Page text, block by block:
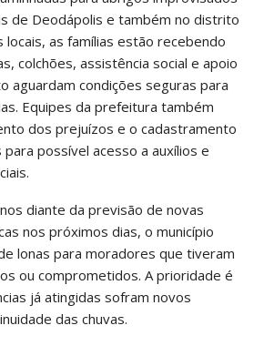
de Deodápolis e também no distrito
locais, as famílias estão recebendo
colchões, assistência social e apoio
aguardam condições seguras para
Equipes da prefeitura também
dos prejuízos e o cadastramento
possível acesso a auxílios e
diante da previsão de novas
nos próximos dias, o município
lonas para moradores que tiveram
ou comprometidos. A prioridade é
já atingidas sofram novos
das chuvas.